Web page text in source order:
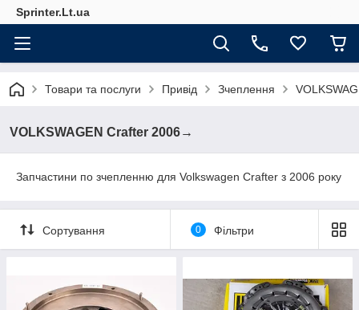
Sprinter.Lt.ua
Товари та послуги Привід Зчеплення
VOLKSWAGEN Crafter 2006→
Запчастини по зчепленню для Volkswagen Crafter з 2006 року
Сортування 0 Фільтри